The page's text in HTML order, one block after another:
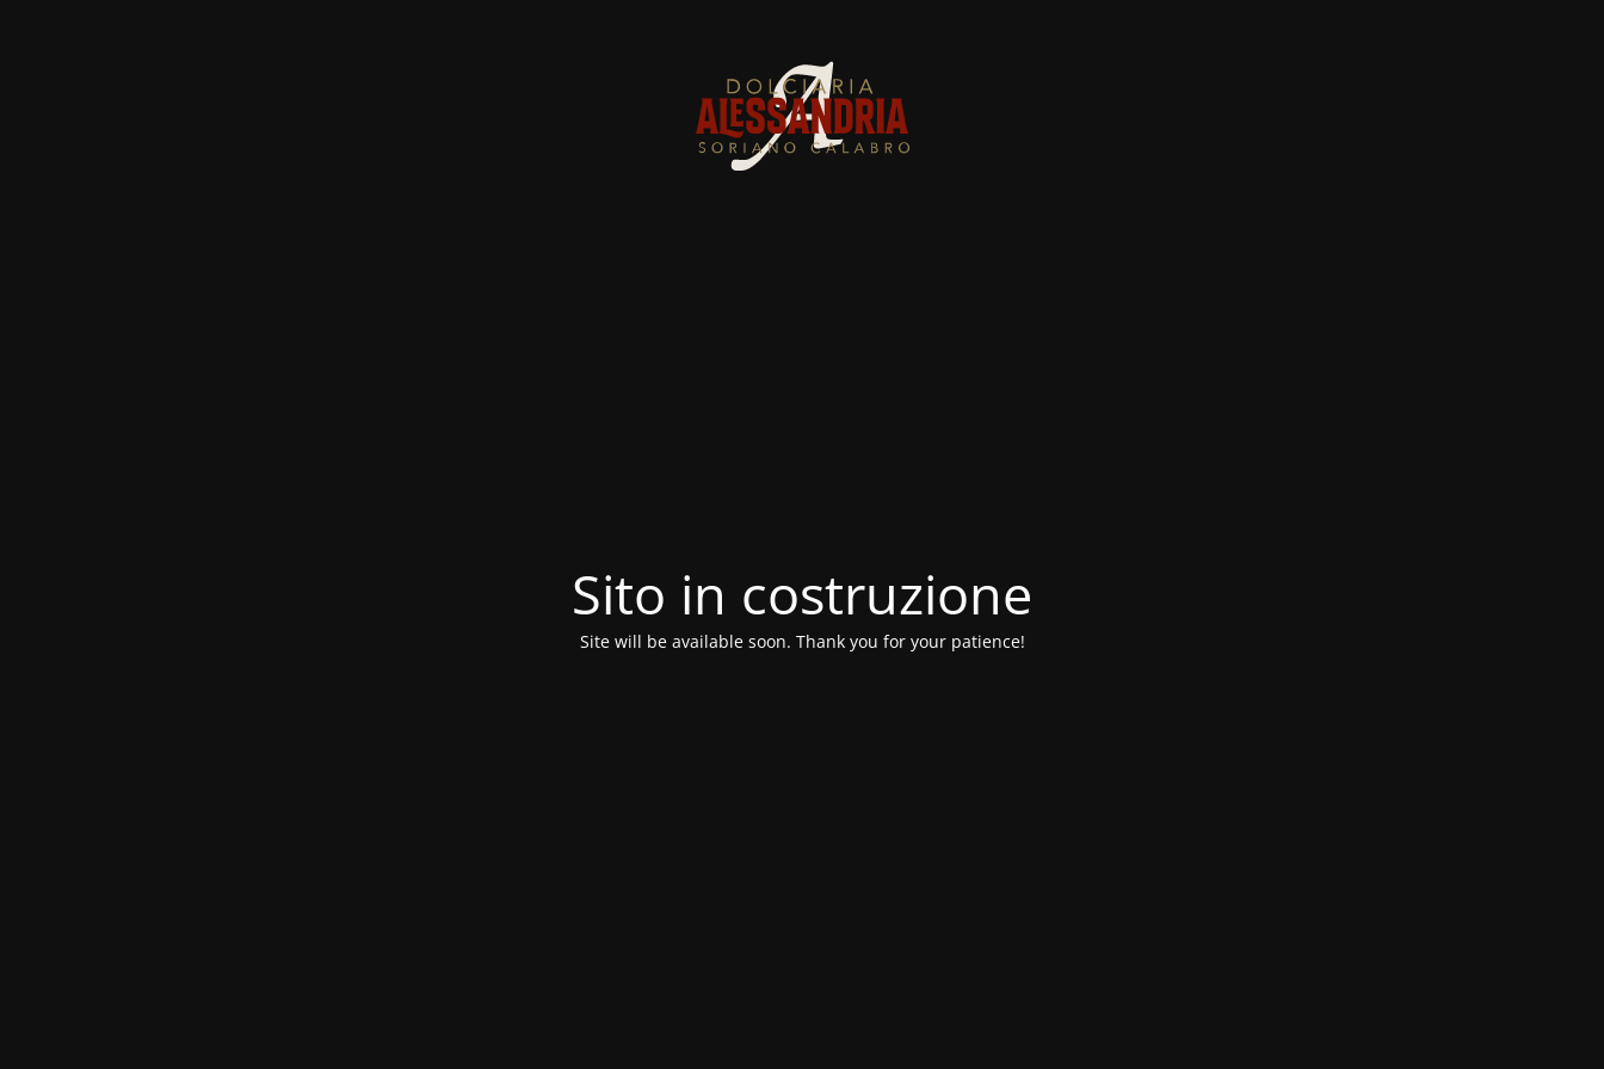
Sito in costruzione
Site will be available soon. Thank you for your patience!